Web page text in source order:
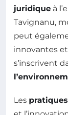
juridique à
Tavignanu,
peut
innovantes
s’inscrivent
Les